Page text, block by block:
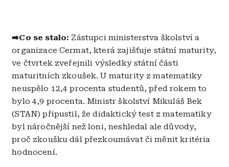
➡️Co se stalo: Zástupci ministerstva školství a
organizace Cermat, která zajišťuje státní maturity,
ve čtvrtek zveřejnili výsledky státní části
maturitních zkoušek. U maturity z matematiky
neuspělo 12,4 procenta studentů, před rokem to
bylo 4,9 procenta. Ministr školství Mikuláš Bek
(STAN) připustil, že didaktický test z matematiky
byl náročnější než loni, neshledal ale důvody,
proč zkoušku dál přezkoumávat či měnit kritéria
hodnocení.